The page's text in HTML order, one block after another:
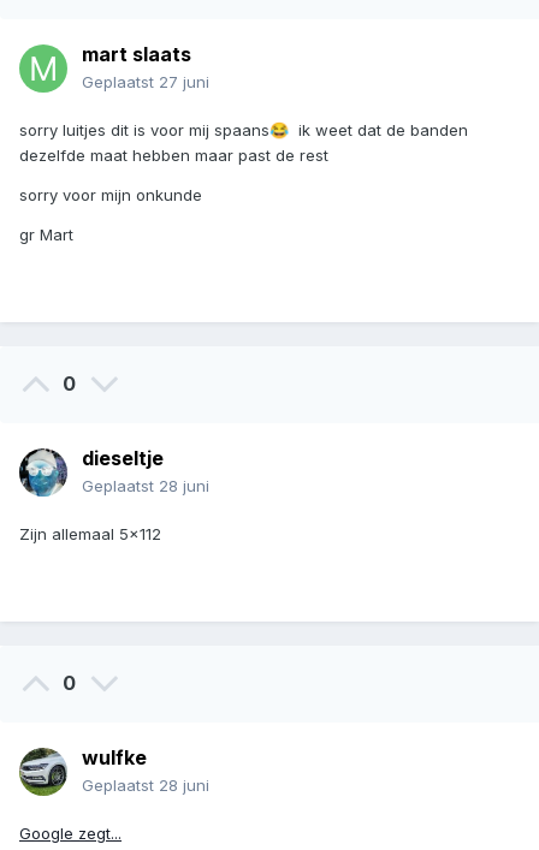
mart slaats
Geplaatst 27 juni
sorry luitjes dit is voor mij spaans😂 ik weet dat de banden
dezelfde maat hebben maar past de rest
sorry voor mijn onkunde
gr Mart
0
dieseltje
Geplaatst 28 juni
Zijn allemaal 5x112
0
wulfke
Geplaatst 28 juni
Google zegt...